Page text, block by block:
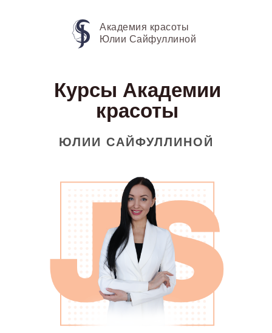
Курсы Академии
красоты
ЮЛИИ САЙФУЛЛИНОЙ
Академия красоты
Юлии Сайфуллиной